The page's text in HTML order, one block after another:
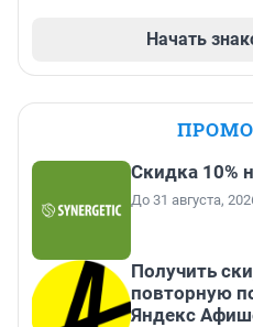
Начать
Скидка 10%
До 31 августа,
Получить
повторную
Яндекс